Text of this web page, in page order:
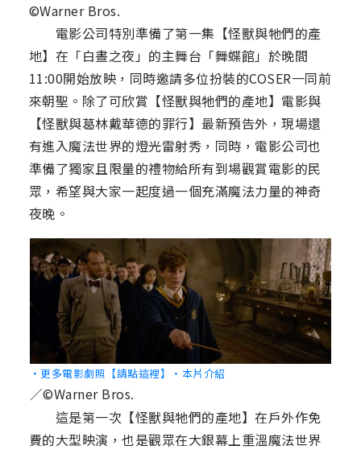
©Warner Bros.
電影公司特別準備了第一集【怪獸與牠們的產
地】在「白晝之夜」的主舞台「舞蝶館」於晚間
11:00開始放映，同時邀請多位扮裝的COSER一同前
來朝聖。除了可欣賞【怪獸與牠們的產地】電影與
【怪獸與葛林戴華德的罪行】最新預告外，現場還
有進入魔法世界的燈光雷射秀，同時，電影公司也
準備了獨家且限量的禮物給所有到場觀賞電影的民
眾，希望與大家一起度過一個充滿魔法力量的神奇
夜晚。
‧更多電影劇照【請點這裡】 ‧本片介紹
／©Warner Bros.
這是第一次【怪獸與牠們的產地】在戶外作免
費的大型映演，也是觀眾在大銀幕上重溫魔法世界